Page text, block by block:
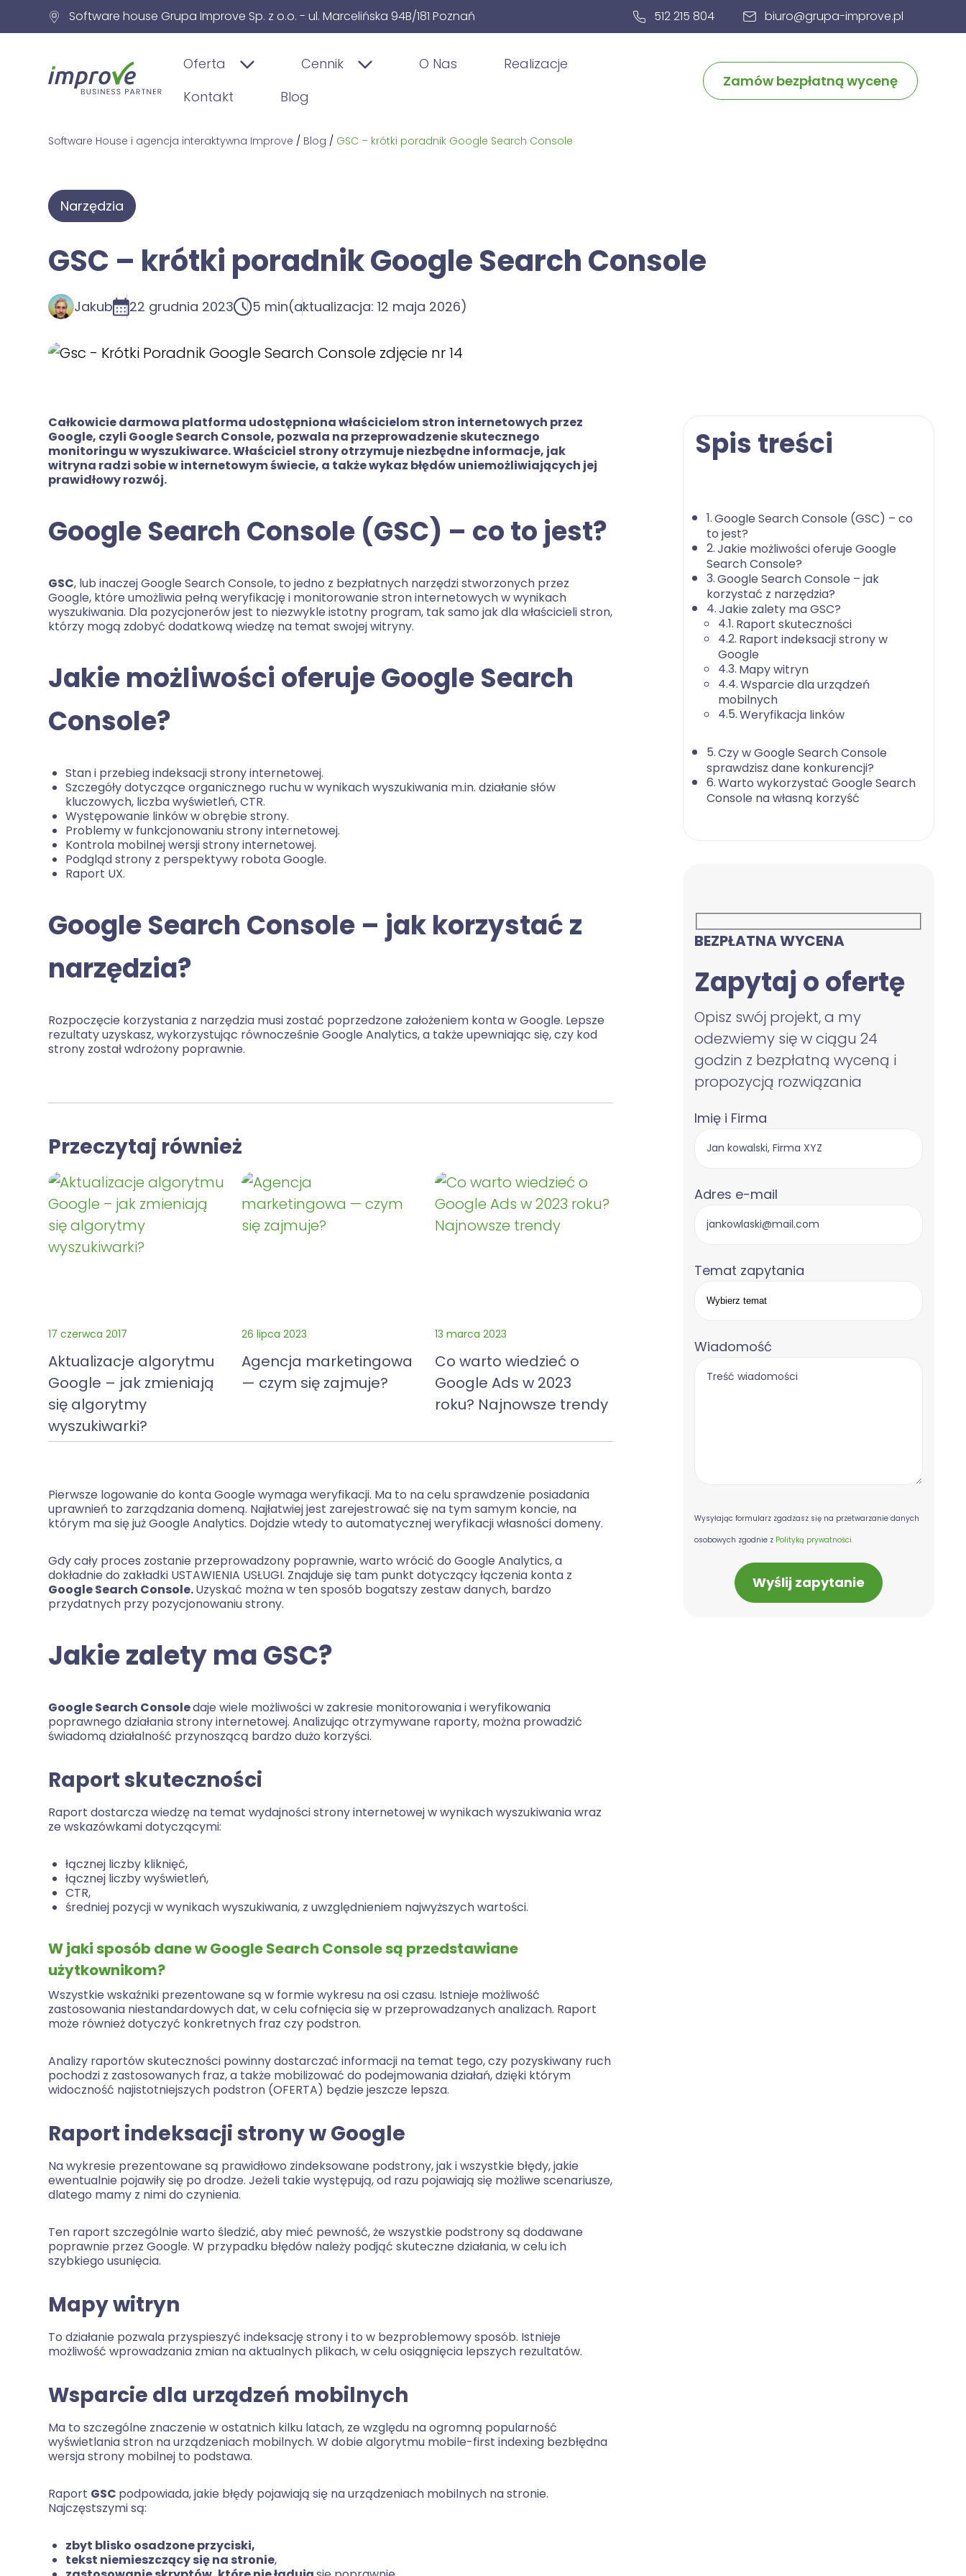
Software house Grupa Improve Sp. z o.o. - ul. Marcelińska 94B/181 Poznań 512 215 804 biuro@grupa-improve.pl
Oferta Cennik O Nas
Realizacje
Kontakt
Blog
Zamów bezpłatną wycenę
Software House i agencja interaktywna Improve / Blog / GSC – krótki poradnik Google Search Console
Narzędzia
GSC – krótki poradnik Google Search Console
Jakub 22 grudnia 2023 5 min(aktualizacja: 12 maja 2026)
Całkowicie darmowa platforma udostępniona właścicielom stron internetowych przez
Google, czyli Google Search Console, pozwala na przeprowadzenie skutecznego
monitoringu w wyszukiwarce. Właściciel strony otrzymuje niezbędne informacje, jak
witryna radzi sobie w internetowym świecie, a także wykaz błędów uniemożliwiających jej
prawidłowy rozwój.
Google Search Console (GSC) – co to jest?
GSC, lub inaczej Google Search Console, to jedno z bezpłatnych narzędzi stworzonych przez
Google, które umożliwia pełną weryfikację i monitorowanie stron internetowych w wynikach
wyszukiwania. Dla pozycjonerów jest to niezwykle istotny program, tak samo jak dla właścicieli stron,
którzy mogą zdobyć dodatkową wiedzę na temat swojej witryny.
Jakie możliwości oferuje Google Search
Console?
Stan i przebieg indeksacji strony internetowej.
Szczegóły dotyczące organicznego ruchu w wynikach wyszukiwania m.in. działanie słów
kluczowych, liczba wyświetleń, CTR.
Występowanie linków w obrębie strony.
Problemy w funkcjonowaniu strony internetowej.
Kontrola mobilnej wersji strony internetowej.
Podgląd strony z perspektywy robota Google.
Raport UX.
Google Search Console – jak korzystać z
narzędzia?
Rozpoczęcie korzystania z narzędzia musi zostać poprzedzone założeniem konta w Google. Lepsze
rezultaty uzyskasz, wykorzystując równocześnie Google Analytics, a także upewniając się, czy kod
strony został wdrożony poprawnie.
Przeczytaj również
17 czerwca 2017
Aktualizacje algorytmu
Google – jak zmieniają
się algorytmy
wyszukiwarki?
26 lipca 2023
Agencja marketingowa
— czym się zajmuje?
13 marca 2023
Co warto wiedzieć o
Google Ads w 2023
roku? Najnowsze trendy
Pierwsze logowanie do konta Google wymaga weryfikacji. Ma to na celu sprawdzenie posiadania
uprawnień to zarządzania domeną. Najłatwiej jest zarejestrować się na tym samym koncie, na
którym ma się już Google Analytics. Dojdzie wtedy to automatycznej weryfikacji własności domeny.
Gdy cały proces zostanie przeprowadzony poprawnie, warto wrócić do Google Analytics, a
dokładnie do zakładki USTAWIENIA USŁUGI. Znajduje się tam punkt dotyczący łączenia konta z
Google Search Console.Uzyskać można w ten sposób bogatszy zestaw danych, bardzo
przydatnych przy pozycjonowaniu strony.
Jakie zalety ma GSC?
Google Search Consoledaje wiele możliwości w zakresie monitorowania i weryfikowania
poprawnego działania strony internetowej. Analizując otrzymywane raporty, można prowadzić
świadomą działalność przynoszącą bardzo dużo korzyści.
Raport skuteczności
Raport dostarcza wiedzę na temat wydajności strony internetowej w wynikach wyszukiwania wraz
ze wskazówkami dotyczącymi:
łącznej liczby kliknięć,
łącznej liczby wyświetleń,
CTR,
średniej pozycji w wynikach wyszukiwania, z uwzględnieniem najwyższych wartości.
W jaki sposób dane w Google Search Console są przedstawiane
użytkownikom?
Wszystkie wskaźniki prezentowane są w formie wykresu na osi czasu. Istnieje możliwość
zastosowania niestandardowych dat, w celu cofnięcia się w przeprowadzanych analizach. Raport
może również dotyczyć konkretnych fraz czy podstron.
Analizy raportów skuteczności powinny dostarczać informacji na temat tego, czy pozyskiwany ruch
pochodzi z zastosowanych fraz, a także mobilizować do podejmowania działań, dzięki którym
widoczność najistotniejszych podstron (OFERTA) będzie jeszcze lepsza.
Raport indeksacji strony w Google
Na wykresie prezentowane są prawidłowo zindeksowane podstrony, jak i wszystkie błędy, jakie
ewentualnie pojawiły się po drodze. Jeżeli takie występują, od razu pojawiają się możliwe scenariusze,
dlatego mamy z nimi do czynienia.
Ten raport szczególnie warto śledzić, aby mieć pewność, że wszystkie podstrony są dodawane
poprawnie przez Google. W przypadku błędów należy podjąć skuteczne działania, w celu ich
szybkiego usunięcia.
Mapy witryn
To działanie pozwala przyspieszyć indeksację strony i to w bezproblemowy sposób. Istnieje
możliwość wprowadzania zmian na aktualnych plikach, w celu osiągnięcia lepszych rezultatów.
Wsparcie dla urządzeń mobilnych
Ma to szczególne znaczenie w ostatnich kilku latach, ze względu na ogromną popularność
wyświetlania stron na urządzeniach mobilnych. W dobie algorytmu mobile-first indexing bezbłędna
wersja strony mobilnej to podstawa.
Raport GSC podpowiada, jakie błędy pojawiają się na urządzeniach mobilnych na stronie.
Najczęstszymi są:
zbyt blisko osadzone przyciski,
tekst niemieszczący się na stronie,
Spis treści
Google Search Console (GSC) – co
to jest?
Jakie możliwości oferuje Google
Search Console?
Google Search Console – jak
korzystać z narzędzia?
Jakie zalety ma GSC?
Raport skuteczności
Raport indeksacji strony w
Google
Mapy witryn
Wsparcie dla urządzeń
mobilnych
Weryfikacja linków
Czy w Google Search Console
sprawdzisz dane konkurencji?
Warto wykorzystać Google Search
Console na własną korzyść
BEZPŁATNA WYCENA
Zapytaj o ofertę
Opisz swój projekt, a my
odezwiemy się w ciągu 24
godzin z bezpłatną wyceną i
propozycją rozwiązania
Imię i Firma
Adres e-mail
Temat zapytania
Wiadomość
Wysyłając formularz zgadzasz się na przetwarzanie danych
osobowych zgodnie z Polityką prywatności.